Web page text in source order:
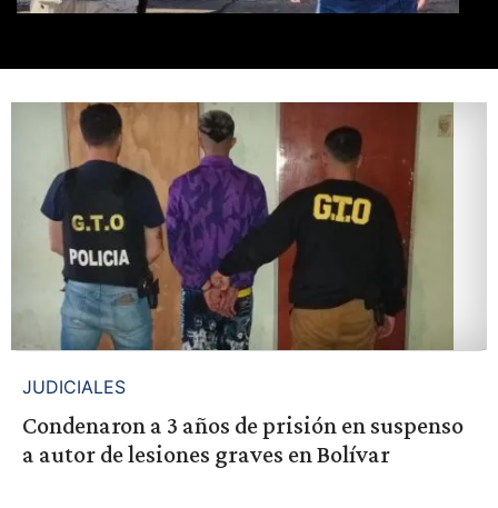
JUDICIALES
Condenaron a 3 años de prisión en suspenso
a autor de lesiones graves en Bolívar